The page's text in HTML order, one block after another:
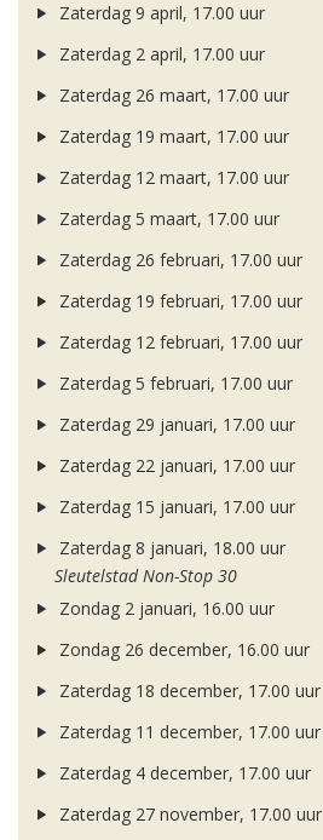
Zaterdag 9 april, 17.00 uur
Zaterdag 2 april, 17.00 uur
Zaterdag 26 maart, 17.00 uur
Zaterdag 19 maart, 17.00 uur
Zaterdag 12 maart, 17.00 uur
Zaterdag 5 maart, 17.00 uur
Zaterdag 26 februari, 17.00 uur
Zaterdag 19 februari, 17.00 uur
Zaterdag 12 februari, 17.00 uur
Zaterdag 5 februari, 17.00 uur
Zaterdag 29 januari, 17.00 uur
Zaterdag 22 januari, 17.00 uur
Zaterdag 15 januari, 17.00 uur
Zaterdag 8 januari, 18.00 uur
Sleutelstad Non-Stop 30
Zondag 2 januari, 16.00 uur
Zondag 26 december, 16.00 uur
Zaterdag 18 december, 17.00 uur
Zaterdag 11 december, 17.00 uur
Zaterdag 4 december, 17.00 uur
Zaterdag 27 november, 17.00 uur